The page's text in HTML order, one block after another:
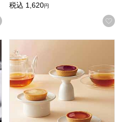
お気に入りに登録する
税込 1,620円